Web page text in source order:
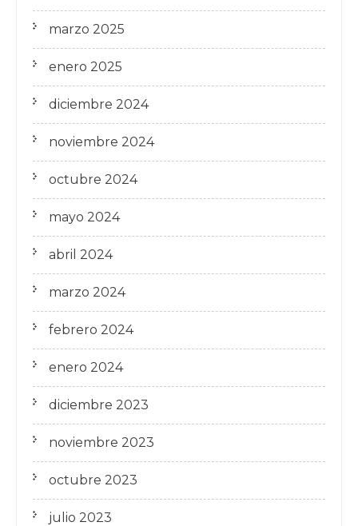
marzo 2025
enero 2025
diciembre 2024
noviembre 2024
octubre 2024
mayo 2024
abril 2024
marzo 2024
febrero 2024
enero 2024
diciembre 2023
noviembre 2023
octubre 2023
julio 2023